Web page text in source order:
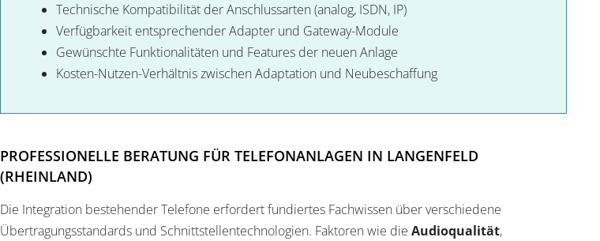
Technische Kompatibilität der Anschlussarten (analog, ISDN, IP)
Verfügbarkeit entsprechender Adapter und Gateway-Module
Gewünschte Funktionalitäten und Features der neuen Anlage
Kosten-Nutzen-Verhältnis zwischen Adaptation und Neubeschaffung
PROFESSIONELLE BERATUNG FÜR TELEFONANLAGEN IN LANGENFELD
(RHEINLAND)
Die Integration bestehender Telefone erfordert fundiertes Fachwissen über verschiedene
Übertragungsstandards und Schnittstellentechnologien. Faktoren wie die Audioqualität,